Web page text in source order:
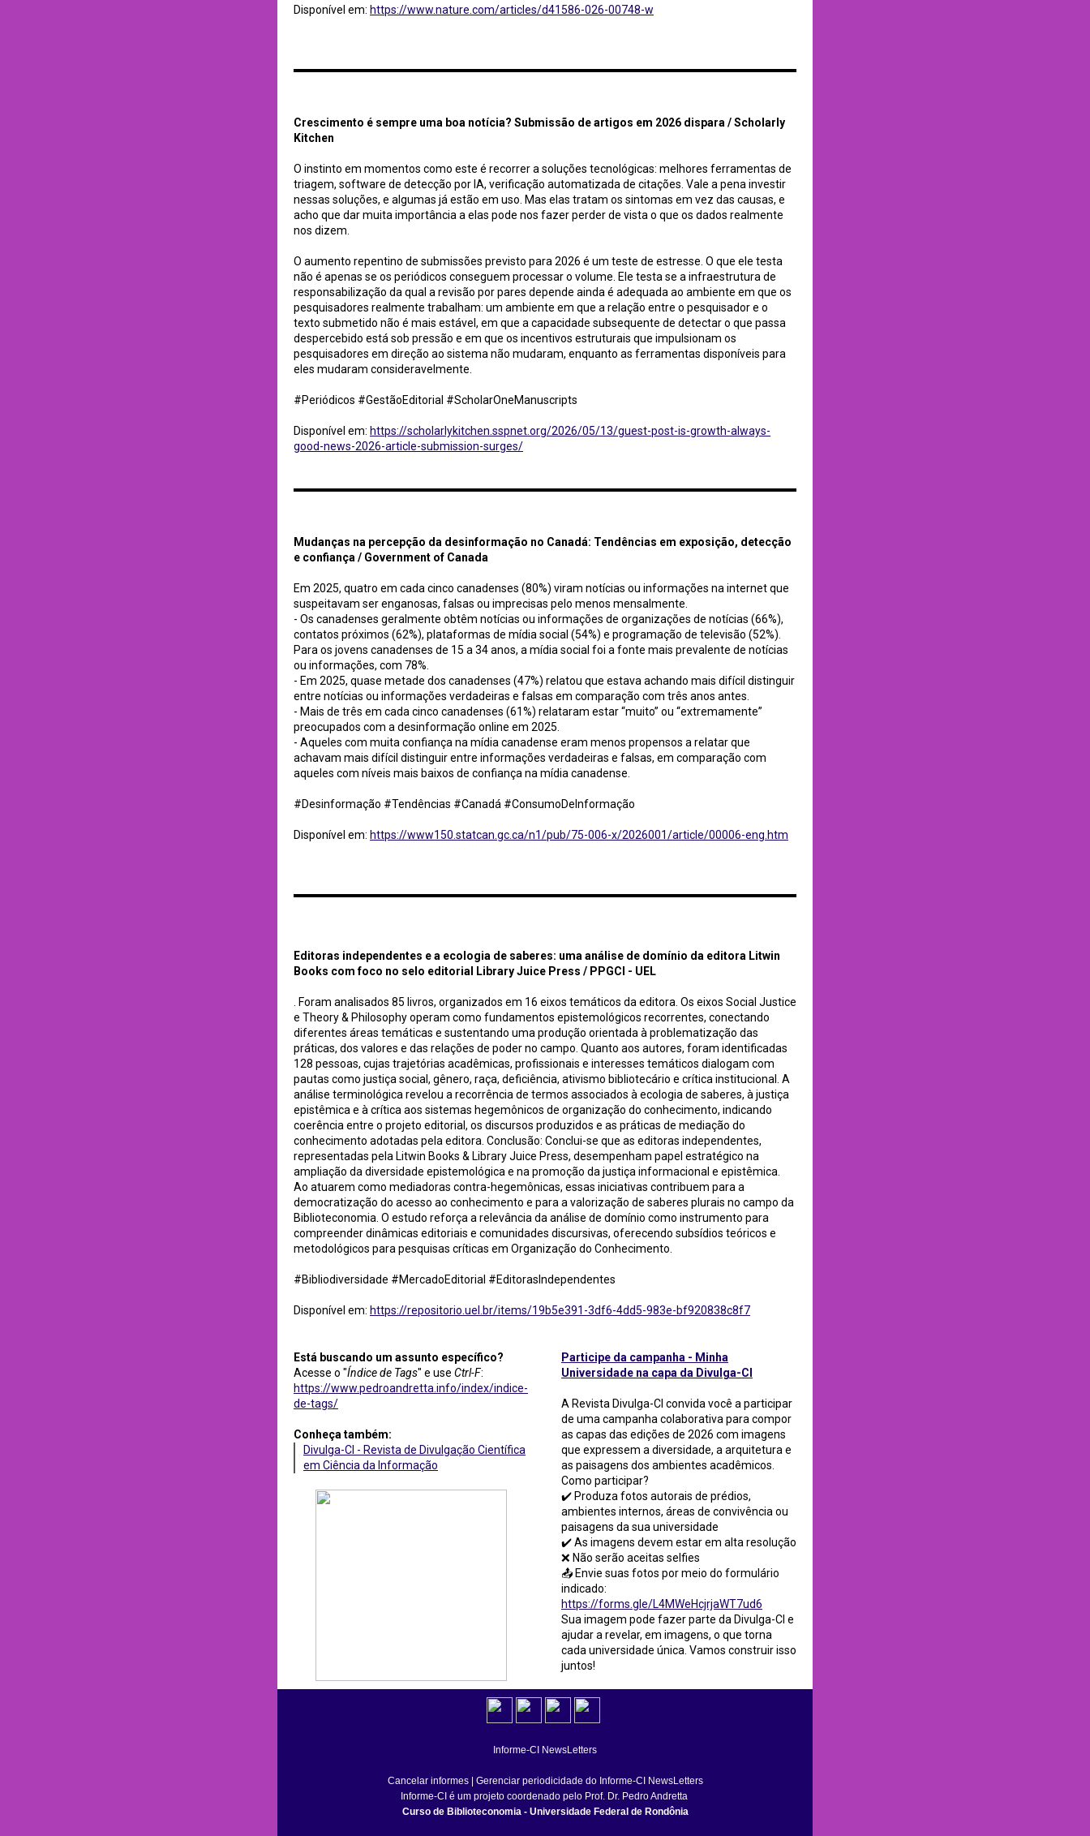
Disponível em: https://www.nature.com/articles/d41586-026-00748-w
Crescimento é sempre uma boa notícia? Submissão de artigos em 2026 dispara / Scholarly
Kitchen
O instinto em momentos como este é recorrer a soluções tecnológicas: melhores ferramentas de
triagem, software de detecção por IA, verificação automatizada de citações. Vale a pena investir
nessas soluções, e algumas já estão em uso. Mas elas tratam os sintomas em vez das causas, e
acho que dar muita importância a elas pode nos fazer perder de vista o que os dados realmente
nos dizem.
O aumento repentino de submissões previsto para 2026 é um teste de estresse. O que ele testa
não é apenas se os periódicos conseguem processar o volume. Ele testa se a infraestrutura de
responsabilização da qual a revisão por pares depende ainda é adequada ao ambiente em que os
pesquisadores realmente trabalham: um ambiente em que a relação entre o pesquisador e o
texto submetido não é mais estável, em que a capacidade subsequente de detectar o que passa
despercebido está sob pressão e em que os incentivos estruturais que impulsionam os
pesquisadores em direção ao sistema não mudaram, enquanto as ferramentas disponíveis para
eles mudaram consideravelmente.
#Periódicos #GestãoEditorial #ScholarOneManuscripts
Disponível em: https://scholarlykitchen.sspnet.org/2026/05/13/guest-post-is-growth-always-
good-news-2026-article-submission-surges/
Mudanças na percepção da desinformação no Canadá: Tendências em exposição, detecção
e confiança / Government of Canada
Em 2025, quatro em cada cinco canadenses (80%) viram notícias ou informações na internet que
suspeitavam ser enganosas, falsas ou imprecisas pelo menos mensalmente.
- Os canadenses geralmente obtêm notícias ou informações de organizações de notícias (66%),
contatos próximos (62%), plataformas de mídia social (54%) e programação de televisão (52%).
Para os jovens canadenses de 15 a 34 anos, a mídia social foi a fonte mais prevalente de notícias
ou informações, com 78%.
- Em 2025, quase metade dos canadenses (47%) relatou que estava achando mais difícil distinguir
entre notícias ou informações verdadeiras e falsas em comparação com três anos antes.
- Mais de três em cada cinco canadenses (61%) relataram estar “muito” ou “extremamente”
preocupados com a desinformação online em 2025.
- Aqueles com muita confiança na mídia canadense eram menos propensos a relatar que
achavam mais difícil distinguir entre informações verdadeiras e falsas, em comparação com
aqueles com níveis mais baixos de confiança na mídia canadense.
#Desinformação #Tendências #Canadá #ConsumoDeInformação
Disponível em: https://www150.statcan.gc.ca/n1/pub/75-006-x/2026001/article/00006-eng.htm
Editoras independentes e a ecologia de saberes: uma análise de domínio da editora Litwin
Books com foco no selo editorial Library Juice Press / PPGCI - UEL
. Foram analisados 85 livros, organizados em 16 eixos temáticos da editora. Os eixos Social Justice
e Theory & Philosophy operam como fundamentos epistemológicos recorrentes, conectando
diferentes áreas temáticas e sustentando uma produção orientada à problematização das
práticas, dos valores e das relações de poder no campo. Quanto aos autores, foram identificadas
128 pessoas, cujas trajetórias acadêmicas, profissionais e interesses temáticos dialogam com
pautas como justiça social, gênero, raça, deficiência, ativismo bibliotecário e crítica institucional. A
análise terminológica revelou a recorrência de termos associados à ecologia de saberes, à justiça
epistêmica e à crítica aos sistemas hegemônicos de organização do conhecimento, indicando
coerência entre o projeto editorial, os discursos produzidos e as práticas de mediação do
conhecimento adotadas pela editora. Conclusão: Conclui-se que as editoras independentes,
representadas pela Litwin Books & Library Juice Press, desempenham papel estratégico na
ampliação da diversidade epistemológica e na promoção da justiça informacional e epistêmica.
Ao atuarem como mediadoras contra-hegemônicas, essas iniciativas contribuem para a
democratização do acesso ao conhecimento e para a valorização de saberes plurais no campo da
Biblioteconomia. O estudo reforça a relevância da análise de domínio como instrumento para
compreender dinâmicas editoriais e comunidades discursivas, oferecendo subsídios teóricos e
metodológicos para pesquisas críticas em Organização do Conhecimento.
#Bibliodiversidade #MercadoEditorial #EditorasIndependentes
Disponível em: https://repositorio.uel.br/items/19b5e391-3df6-4dd5-983e-bf920838c8f7
Está buscando um assunto específico?
Acesse o "Índice de Tags" e use Ctrl-F:
https://www.pedroandretta.info/index/indice-
de-tags/
Conheça também:
Divulga-CI - Revista de Divulgação Científica
em Ciência da Informação
Participe da campanha - Minha
Universidade na capa da Divulga-CI
A Revista Divulga-CI convida você a participar
de uma campanha colaborativa para compor
as capas das edições de 2026 com imagens
que expressem a diversidade, a arquitetura e
as paisagens dos ambientes acadêmicos.
Como participar?
✔️ Produza fotos autorais de prédios,
ambientes internos, áreas de convivência ou
paisagens da sua universidade
✔️ As imagens devem estar em alta resolução
❌ Não serão aceitas selfies
📤 Envie suas fotos por meio do formulário
indicado:
https://forms.gle/L4MWeHcjrjaWT7ud6
Sua imagem pode fazer parte da Divulga-CI e
ajudar a revelar, em imagens, o que torna
cada universidade única. Vamos construir isso
juntos!
Informe-CI NewsLetters
Cancelar informes| Gerenciar periodicidade do Informe-CI NewsLetters
Informe-CI é um projeto coordenado pelo Prof. Dr. Pedro Andretta
Curso de Biblioteconomia - Universidade Federal de Rondônia